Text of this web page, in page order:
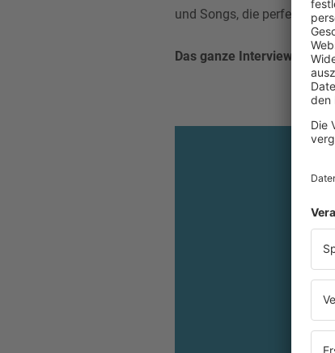
und Songs, die perfekt für
Das ganze Interview mit